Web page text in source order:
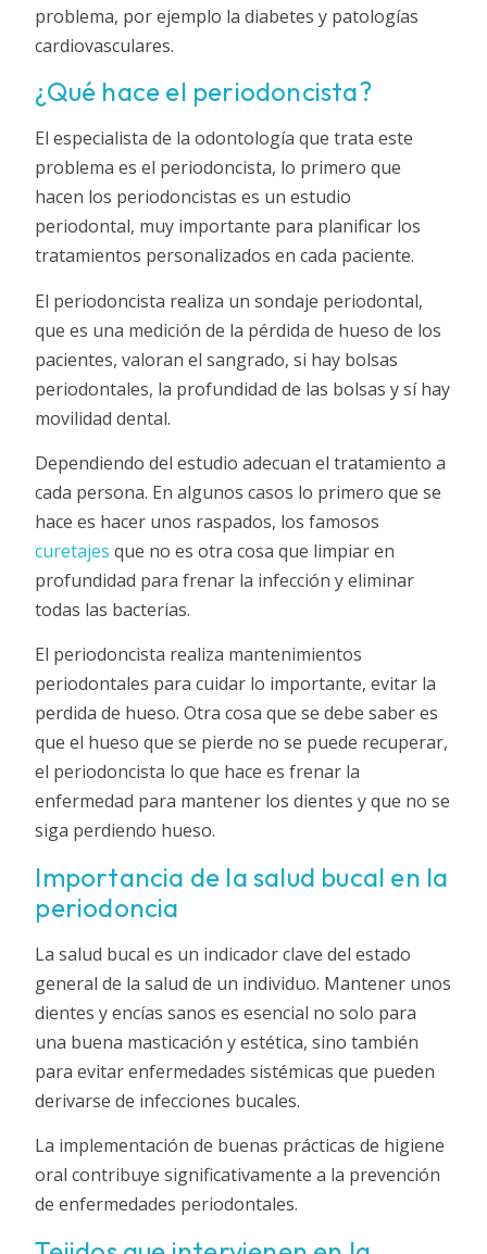
problema, por ejemplo la diabetes y patologías
cardiovasculares.
¿Qué hace el periodoncista?
El especialista de la odontología que trata este
problema es el periodoncista, lo primero que
hacen los periodoncistas es un estudio
periodontal, muy importante para planificar los
tratamientos personalizados en cada paciente.
El periodoncista realiza un sondaje periodontal,
que es una medición de la pérdida de hueso de los
pacientes, valoran el sangrado, si hay bolsas
periodontales, la profundidad de las bolsas y sí hay
movilidad dental.
Dependiendo del estudio adecuan el tratamiento a
cada persona. En algunos casos lo primero que se
hace es hacer unos raspados, los famosos
curetajesque no es otra cosa que limpiar en
profundidad para frenar la infección y eliminar
todas las bacterias.
El periodoncista realiza mantenimientos
periodontales para cuidar lo importante, evitar la
perdida de hueso. Otra cosa que se debe saber es
que el hueso que se pierde no se puede recuperar,
el periodoncista lo que hace es frenar la
enfermedad para mantener los dientes y que no se
siga perdiendo hueso.
Importancia de la salud bucal en la
periodoncia
La salud bucal es un indicador clave del estado
general de la salud de un individuo. Mantener unos
dientes y encías sanos es esencial no solo para
una buena masticación y estética, sino también
para evitar enfermedades sistémicas que pueden
derivarse de infecciones bucales.
La implementación de buenas prácticas de higiene
oral contribuye significativamente a la prevención
de enfermedades periodontales.